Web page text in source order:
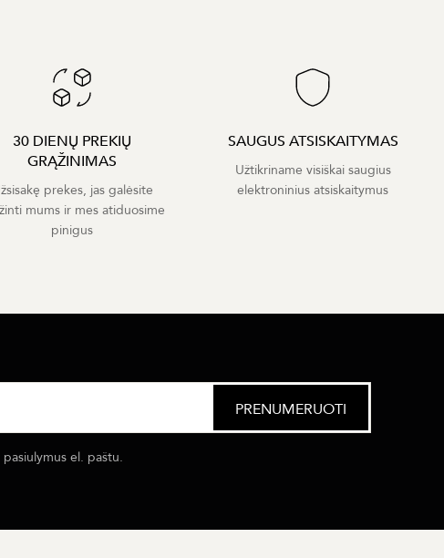
30 DIENŲ PREKIŲ
GRĄŽINIMAS
prekes, jas galėsite
mums ir mes atiduosime
pinigus
SAUGUS ATSISKAITYMAS
Užtikriname visiškai saugius
elektroninius atsiskaitymus
el. paštu.